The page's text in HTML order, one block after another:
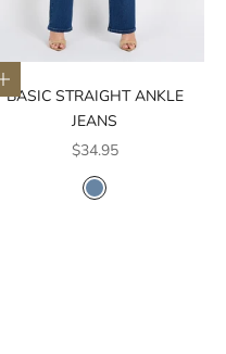
Elige opciones
BASIC STRAIGHT ANKLE
JEANS
Precio de oferta
$34.95
COLOR
AZUL MEDIO